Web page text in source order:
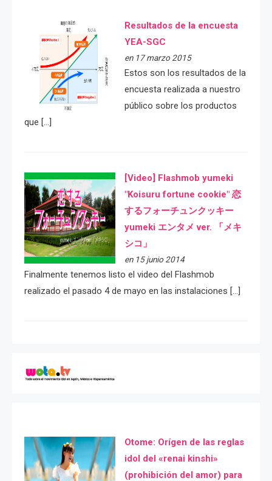
Resultados de la encuesta
YEA-SGC
en 17 marzo 2015
Estos son los resultados de la
encuesta realizada a nuestro
público sobre los productos
que […]
[Video] Flashmob yumeki
"Koisuru fortune cookie" 恋
するフォーチュンクッキー
yumeki エンタメ ver. 「メキ
シコ」
en 15 junio 2014
Finalmente tenemos listo el video del Flashmob
realizado el pasado 4 de mayo en las instalaciones […]
Otome: Orígen de las reglas
idol del «renai kinshi»
(prohibición del amor) para